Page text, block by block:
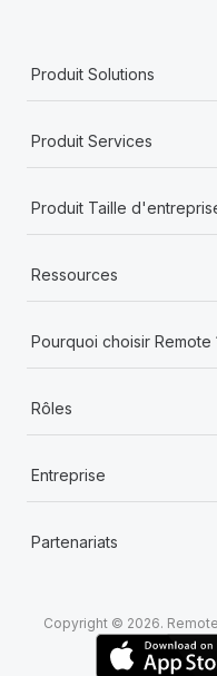
Produit Solutions
Produit Services
Produit Taille
Ressources
Pourquoi choisir Remote
Rôles
Entreprise
Partenariats
Copyright © 2026.